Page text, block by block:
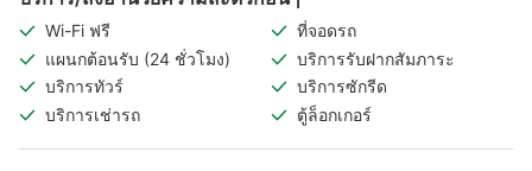
Wi-Fi ฟรี
ที่จอดรถ
แผนกต้อนรับ (24 ชั่วโมง)
บริการรับฝากสัมภาระ
บริการทัวร์
บริการซักรีด
บริการเช่ารถ
ตู้ล็อกเกอร์